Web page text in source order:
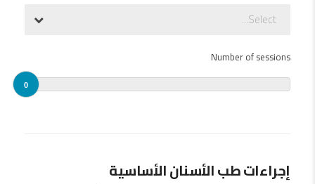
Select...
Number of sessions
0
إجراءات طب الأسنان الأساسية